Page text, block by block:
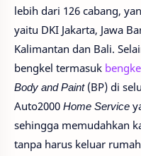
lebih dari 126 cabang,
yaitu DKI Jakarta, Jawa
Kalimantan dan Bali.
bengkel termasuk
Body and Paint(BP) di
Auto2000 Home Service
sehingga memudahkan
tanpa harus keluar